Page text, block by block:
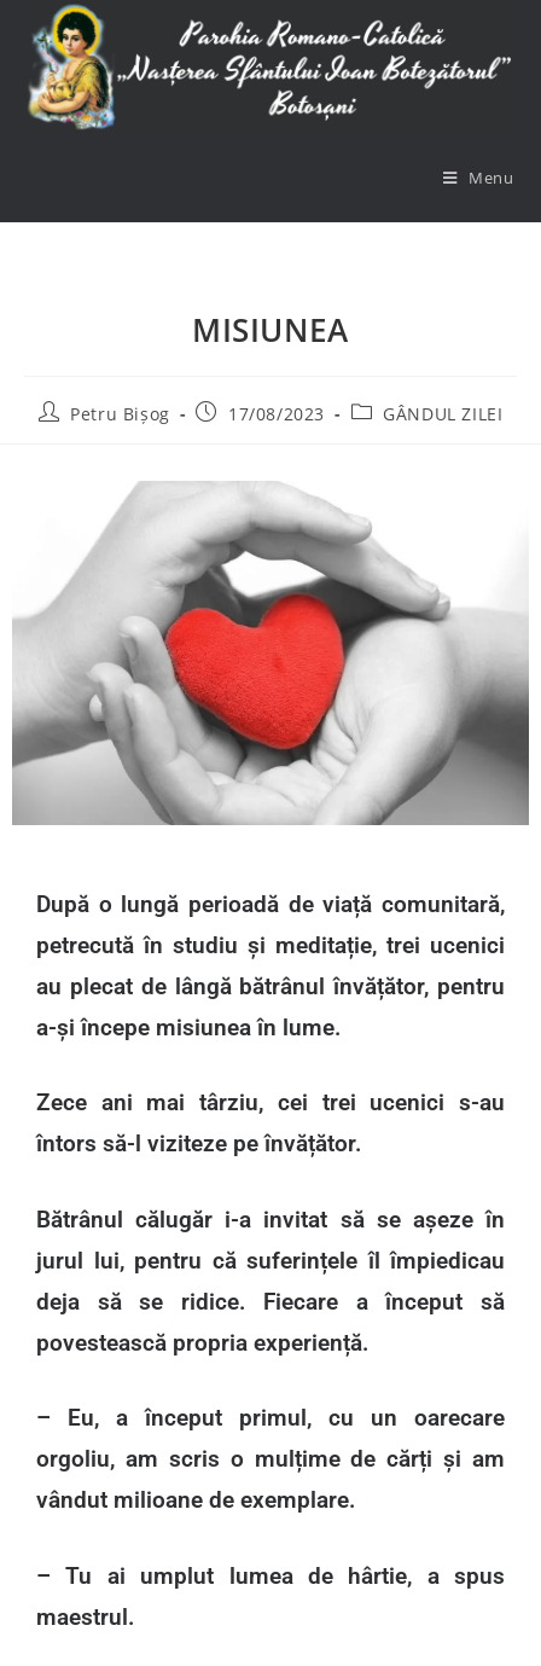
Menu
MISIUNEA
Petru Bișog 17/08/2023 GÂNDUL ZILEI
După o lungă perioadă de viață comunitară,
petrecută în studiu și meditație, trei ucenici
au plecat de lângă bătrânul învățător, pentru
a-și începe misiunea în lume.
Zece ani mai târziu, cei trei ucenici s-au
întors să-l viziteze pe învățător.
Bătrânul călugăr i-a invitat să se așeze în
jurul lui, pentru că suferințele îl împiedicau
deja să se ridice. Fiecare a început să
povestească propria experiență.
– Eu, a început primul, cu un oarecare
orgoliu, am scris o mulțime de cărți și am
vândut milioane de exemplare.
– Tu ai umplut lumea de hârtie, a spus
maestrul.